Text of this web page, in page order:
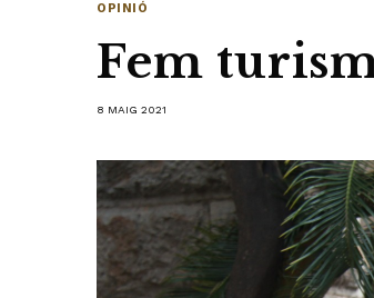
OPINIÓ
Fem
8 MAIG 2021